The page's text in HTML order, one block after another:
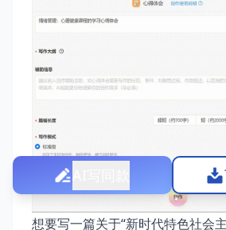
想要写一篇关于“新时代特色社会